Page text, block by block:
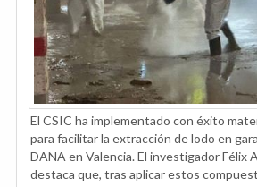
El CSIC ha implementado con éxito
para facilitar la extracción de lodo en
DANA en Valencia. El investigador Félix
destaca que, tras aplicar estos